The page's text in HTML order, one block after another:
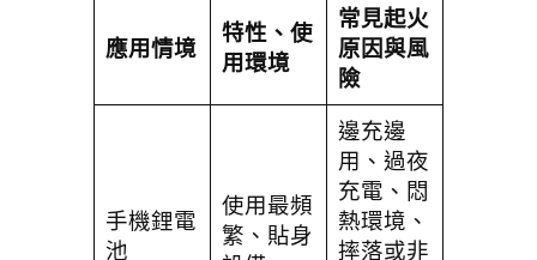
應用情境
特性、使
用環境
常見起火
原因與風
險
手機鋰電
池
使用最頻
繁、貼身
邊充邊
用、過夜
充電、悶
熱環境、
摔落或非